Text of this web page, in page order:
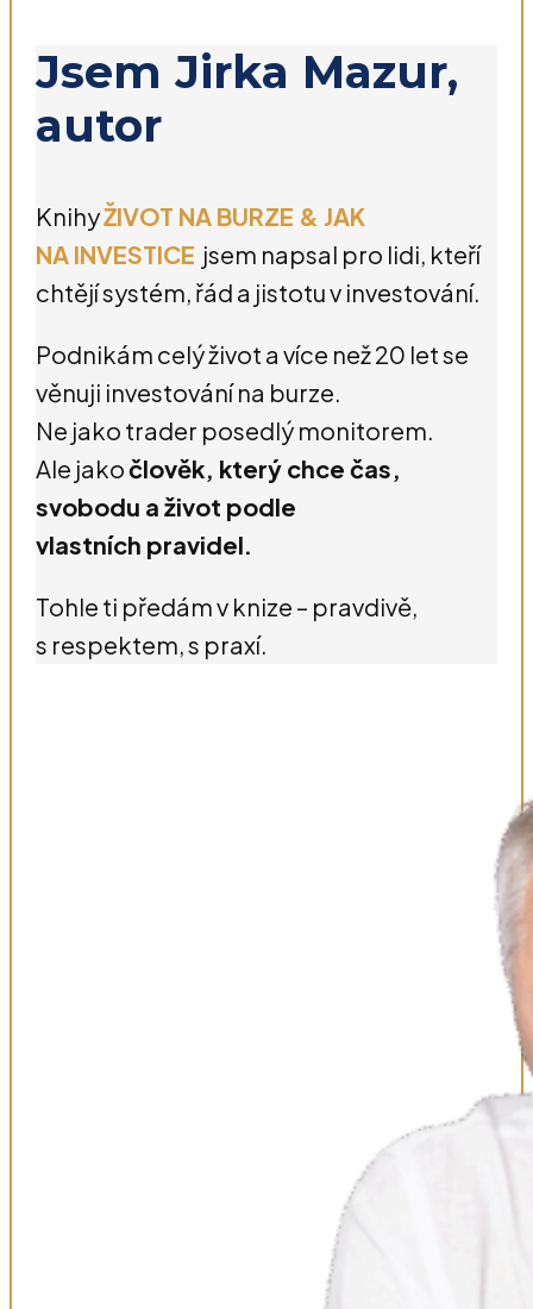
Jsem Jirka Mazur,
autor
KnihyŽIVOT NA BURZE & JAK
NA INVESTICE jsem napsal pro lidi, kteří
chtějí systém, řád a jistotu v investování.
Podnikám celý život a více než 20 let se
věnuji investování na burze.
Ne jako trader posedlý monitorem.
Ale jakočlověk, který chce čas,
svobodu a život podle
vlastních pravidel.
Tohle ti předám v knize – pravdivě,
s respektem, s praxí.